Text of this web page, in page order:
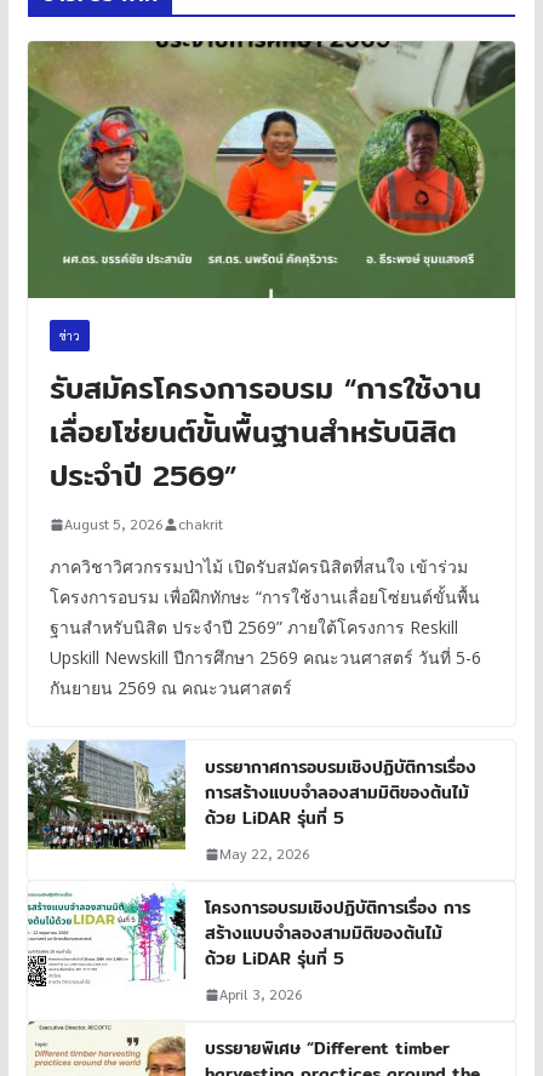
ข่าว
รับสมัครโครงการอบรม “การใช้งาน
เลื่อยโซ่ยนต์ขั้นพื้นฐานสำหรับนิสิต
ประจำปี 2569”
August 5, 2026 chakrit
ภาควิชาวิศวกรรมป่าไม้ เปิดรับสมัครนิสิตที่สนใจ เข้าร่วม
โครงการอบรม เพื่อฝึกทักษะ “การใช้งานเลื่อยโซ่ยนต์ขั้นพื้น
ฐานสำหรับนิสิต ประจำปี 2569” ภายใต้โครงการ Reskill
Upskill Newskill ปีการศึกษา 2569 คณะวนศาสตร์ วันที่ 5-6
กันยายน 2569 ณ คณะวนศาสตร์
บรรยากาศการอบรมเชิงปฏิบัติการเรื่อง
การสร้างแบบจำลองสามมิติของต้นไม้
ด้วย LiDAR รุ่นที่ 5
May 22, 2026
โครงการอบรมเชิงปฏิบัติการเรื่อง การ
สร้างแบบจำลองสามมิติของต้นไม้
ด้วย LiDAR รุ่นที่ 5
April 3, 2026
บรรยายพิเศษ “Different timber